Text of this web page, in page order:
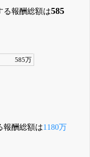
る報酬総額は585
585万
報酬総額は1180万